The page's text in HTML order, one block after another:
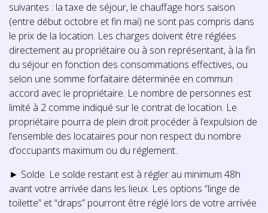
suivantes : la taxe de séjour, le chauffage hors saison
(entre début octobre et fin mai) ne sont pas compris dans
le prix de la location. Les charges doivent être réglées
directement au propriétaire ou à son représentant, à la fin
du séjour en fonction des consommations effectives, ou
selon une somme forfaitaire déterminée en commun
accord avec le propriétaire. Le nombre de personnes est
limité à 2 comme indiqué sur le contrat de location. Le
propriétaire pourra de plein droit procéder à l’expulsion de
l’ensemble des locataires pour non respect du nombre
d’occupants maximum ou du réglement..
► Solde. Le solde restant est à régler au minimum 48h
avant votre arrivée dans les lieux. Les options “linge de
toilette” et “draps” pourront être réglé lors de votre arrivée